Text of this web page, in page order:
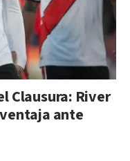
Clausura: River
ante